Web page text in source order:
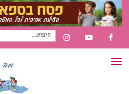
FACEBOOK
YOUTUBE
INSTAGRAM
חיפוש
תפריט